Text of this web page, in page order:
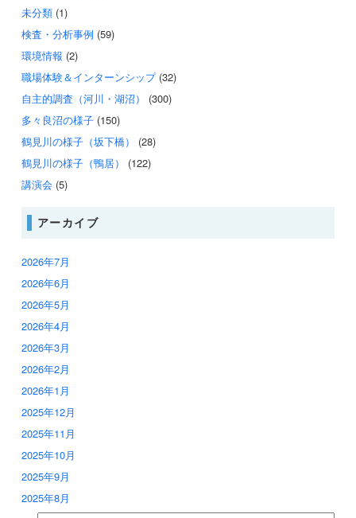
未分類(1)
検査・分析事例 (59)
環境情報 (2)
職場体験＆インターンシップ(32)
自主的調査（河川・湖沼）
(300)
多々良沼の様子(150)
鶴見川の様子（坂下橋）
(28)
鶴見川の様子（鴨居）
(122)
講演会 (5)
アーカイブ
2026年7月
2026年6月
2026年5月
2026年4月
2026年3月
2026年2月
2026年1月
2025年12月
2025年11月
2025年10月
2025年9月
2025年8月